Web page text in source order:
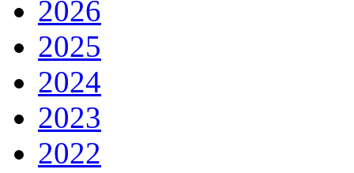
2026
2025
2024
2023
2022